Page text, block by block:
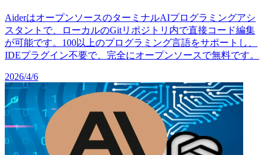
AiderはオープンソースのターミナルAIプログラミングアシ
スタントで、ローカルのGitリポジトリ内で直接コード編集
が可能です。100以上のプログラミング言語をサポートし、
IDEプラグイン不要で、完全にオープンソースで無料です。
2026/4/6